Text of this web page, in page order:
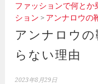
ファッションで何とか
ション > アンナロウの
アンナロウ
らない理由
2023年8月29日